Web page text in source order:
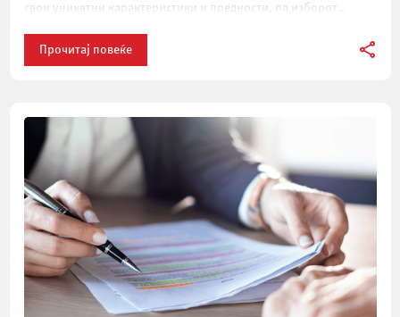
свои уникатни карактеристики и предности, па изборот
Прочитај повеќе